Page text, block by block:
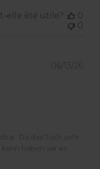
elle été utile?
0
0
Da das Tuch sehr
haben wir es
06/13/26